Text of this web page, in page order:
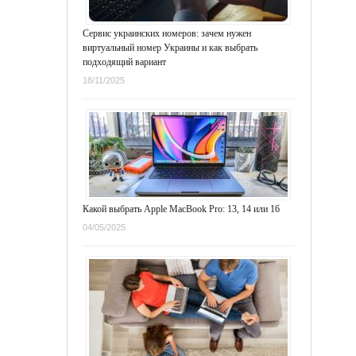
Сервис украинских номеров: зачем нужен
виртуальный номер Украины и как выбрать
подходящий вариант
18/11/2025
Какой выбрать Apple MacBook Pro: 13, 14 или 16
04/05/2025